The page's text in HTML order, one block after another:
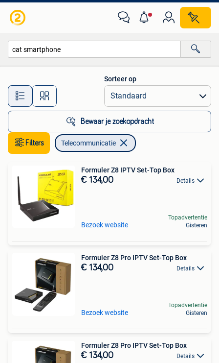
Alle afstanden…
Sorteer op
Bewaar je zoekopdracht
Filters Telecommunicatie
Formuler Z8 IPTV Set-Top Box
€ 134,00 Details
Bezoek website
Topadvertentie
Gisteren
Formuler Z8 Pro IPTV Set-Top Box
€ 134,00 Details
Bezoek website
Topadvertentie
Gisteren
Formuler Z8 Pro IPTV Set-Top Box
€ 134,00 Details